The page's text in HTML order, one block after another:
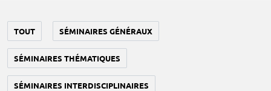
TOUT SÉMINAIRES GÉNÉRAUX
SÉMINAIRES THÉMATIQUES
SÉMINAIRES INTERDISCIPLINAIRES